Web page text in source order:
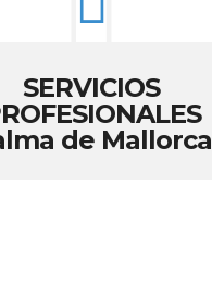
SERVICIOS
de Mallorca